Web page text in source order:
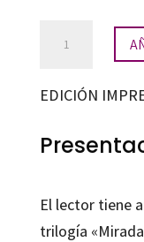
inicial
EDICIÓN
El lector tiene
trilogía